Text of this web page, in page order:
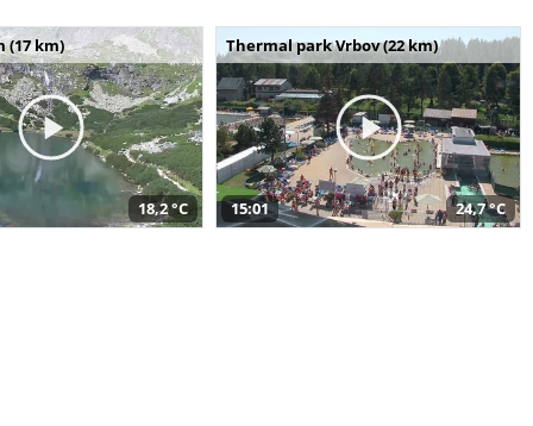
(17 km)
18,2 °C
Thermal park Vrbov (22 km)
15:01 24,7 °C